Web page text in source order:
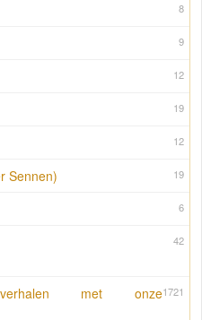
8
9
12
19
12
19
Sennen)
6
42
1721
met onze